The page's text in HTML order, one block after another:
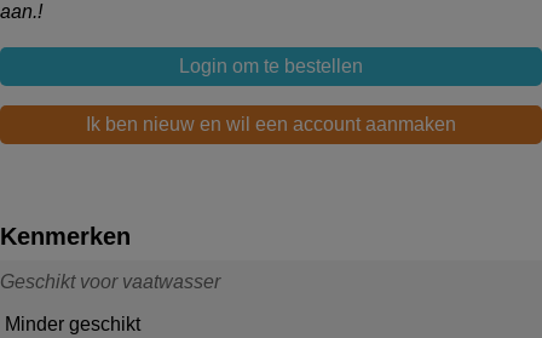
aan.!
Login om te bestellen
Ik ben nieuw en wil een account aanmaken
Kenmerken
Geschikt voor vaatwasser
Minder geschikt